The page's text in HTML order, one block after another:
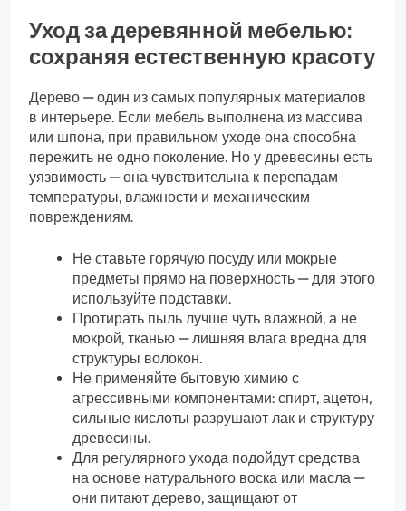
Уход за деревянной мебелью:
сохраняя естественную красоту
Дерево — один из самых популярных материалов
в интерьере. Если мебель выполнена из массива
или шпона, при правильном уходе она способна
пережить не одно поколение. Но у древесины есть
уязвимость — она чувствительна к перепадам
температуры, влажности и механическим
повреждениям.
Не ставьте горячую посуду или мокрые
предметы прямо на поверхность — для этого
используйте подставки.
Протирать пыль лучше чуть влажной, а не
мокрой, тканью — лишняя влага вредна для
структуры волокон.
Не применяйте бытовую химию с
агрессивными компонентами: спирт, ацетон,
сильные кислоты разрушают лак и структуру
древесины.
Для регулярного ухода подойдут средства
на основе натурального воска или масла —
они питают дерево, защищают от